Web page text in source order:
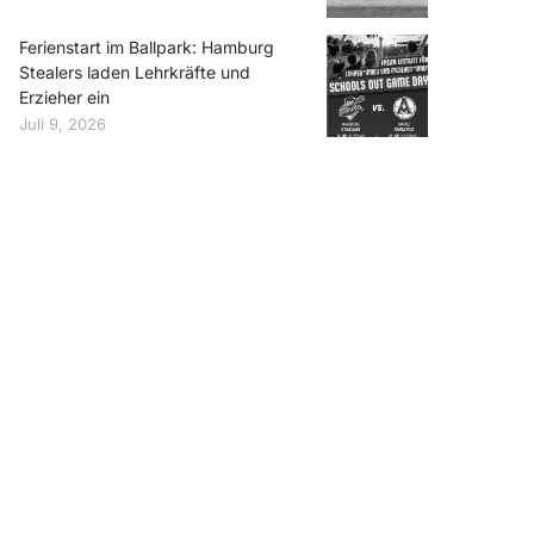
Ferienstart im Ballpark: Hamburg
Stealers laden Lehrkräfte und
Erzieher ein
Juli 9, 2026